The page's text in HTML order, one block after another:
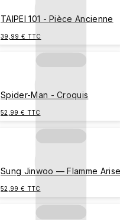
TAIPEI 101 - Pièce Ancienne
39,99 € TTC
Spider-Man - Croquis
52,99 € TTC
Sung Jinwoo — Flamme
52,99 € TTC